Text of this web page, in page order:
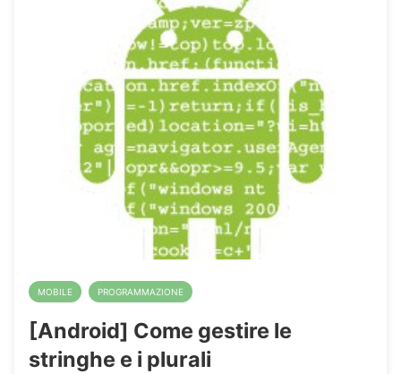
MOBILE PROGRAMMAZIONE
[Android] Come gestire le
stringhe e i plurali